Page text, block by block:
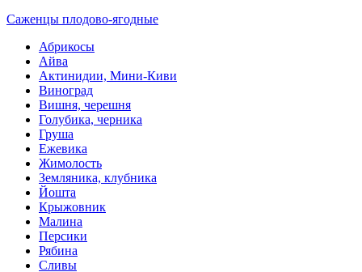
Саженцы плодово-ягодные
Абрикосы
Айва
Актинидии, Мини-Киви
Виноград
Вишня, черешня
Голубика, черника
Груша
Ежевика
Жимолость
Земляника, клубника
Йошта
Крыжовник
Малина
Персики
Рябина
Сливы